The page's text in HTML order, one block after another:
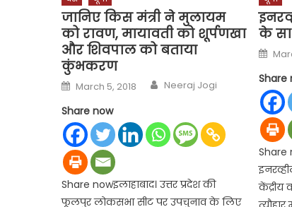
जानिए किस मंत्री ने मुलायम
को रावण, मायावती को शूर्पणखा
और शिवपाल को बताया
कुंभकरण
Posted
on
March 5, 2018 Author
Neeraj Jogi
Share now
Share nowइलाहाबाद। उत्तर प्रदेश की
फूलपुर लोकसभा सीट पर उपचुनाव के लिए
के
on
Share
Share
केंद्रीय